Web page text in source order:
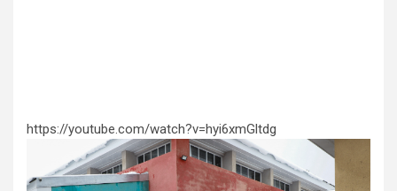
https://youtube.com/watch?v=hyi6xmGltdg